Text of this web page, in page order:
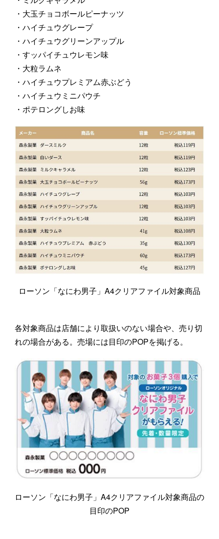
・大玉チョコボールピーナッツ
・ハイチュウグレープ
・ハイチュウグリーンアップル
・すッパイチュウレモン味
・大粒ラムネ
・ハイチュウプレミアム赤ぶどう
・ハイチュウミニパウチ
・ポテロングしお味
ローソン「なにわ男子」A4クリアファイル対象商品
各対象商品は店舗により取扱いのない場合や、売り切
れの場合がある。売場には目印のPOPを掲げる。
ローソン「なにわ男子」A4クリアファイル対象商品の
目印のPOP